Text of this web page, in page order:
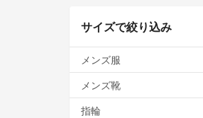
サイズで絞り込み
メンズ服
メンズ靴
指輪